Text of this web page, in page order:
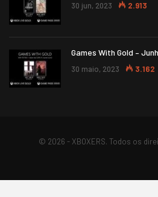
30 jun, 2023 2.913
Games With Gold –
30 maio, 2023 3.162
© 2026 - XBOXERS. Todos os